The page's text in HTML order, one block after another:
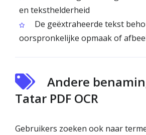
en teksthelderheid
De geëxtraheerde tekst
oorspronkelijke opmaak of
Andere
Tatar PDF OCR
Gebruikers zoeken ook naar